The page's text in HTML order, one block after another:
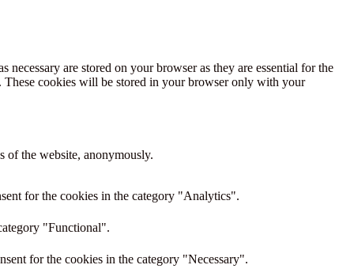
are stored on your browser as they are essential for the
These cookies will be stored in your browser only with your
of the website, anonymously.
for the cookies in the category "Analytics".
"Functional".
for the cookies in the category "Necessary".